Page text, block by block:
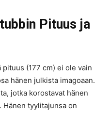
Pituus ja
(177 cm) ei ole vain
hänen julkista imagoaan.
jotka korostavat hänen
Hänen tyylitajunsa on